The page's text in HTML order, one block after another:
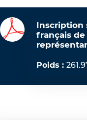
Inscription
français de
Poids :